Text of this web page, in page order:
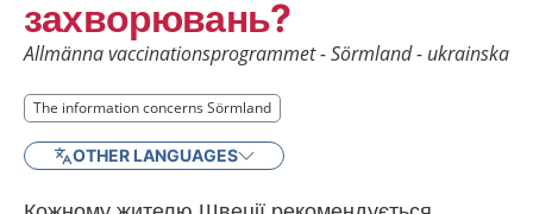
захворювань?
Allmänna vaccinationsprogrammet - Sörmland - ukrainska
The information concerns Sörmland
The information concerns Sörmland
OTHER LANGUAGES